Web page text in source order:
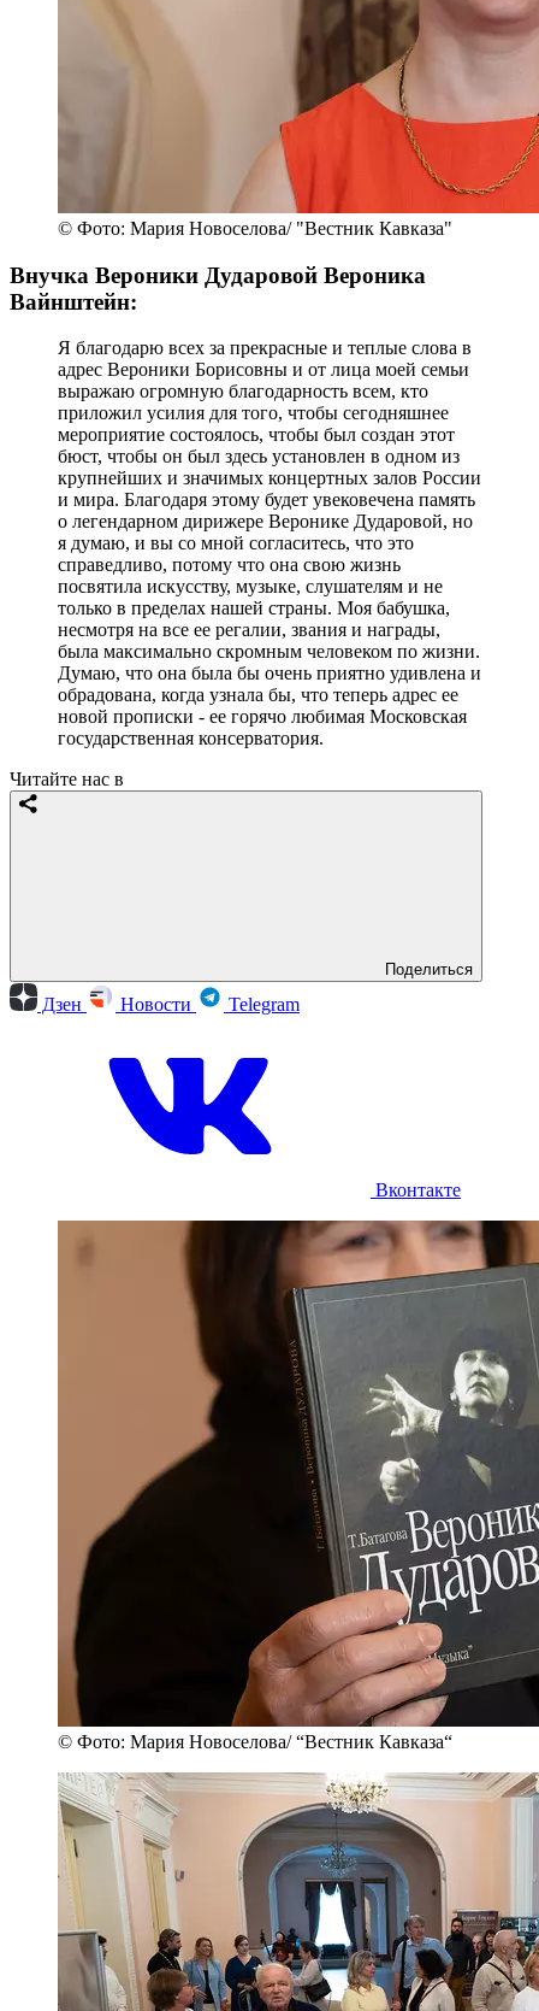
© Фото: Мария Новоселова/ "Вестник Кавказа"
Внучка Вероники Дударовой Вероника
Вайнштейн:
Я благодарю всех за прекрасные и теплые слова в
адрес Вероники Борисовны и от лица моей семьи
выражаю огромную благодарность всем, кто
приложил усилия для того, чтобы сегодняшнее
мероприятие состоялось, чтобы был создан этот
бюст, чтобы он был здесь установлен в одном из
крупнейших и значимых концертных залов России
и мира. Благодаря этому будет увековечена память
о легендарном дирижере Веронике Дударовой, но
я думаю, и вы со мной согласитесь, что это
справедливо, потому что она свою жизнь
посвятила искусству, музыке, слушателям и не
только в пределах нашей страны. Моя бабушка,
несмотря на все ее регалии, звания и награды,
была максимально скромным человеком по жизни.
Думаю, что она была бы очень приятно удивлена и
обрадована, когда узнала бы, что теперь адрес ее
новой прописки - ее горячо любимая Московская
государственная консерватория.
Читайте нас в
Поделиться
Дзен Новости Telegram
Вконтакте
© Фото: Мария Новоселова/ “Вестник Кавказа“